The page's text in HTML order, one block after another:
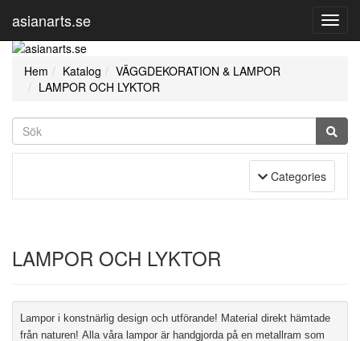
asianarts.se
Hem Katalog
VÄGGDEKORATION & LAMPOR
LAMPOR OCH LYKTOR
Toggle Navigation
Categories
LAMPOR OCH LYKTOR
Lampor i konstnärlig design och utförande! Material direkt hämtade
från naturen! Alla våra lampor är handgjorda på en metallram som